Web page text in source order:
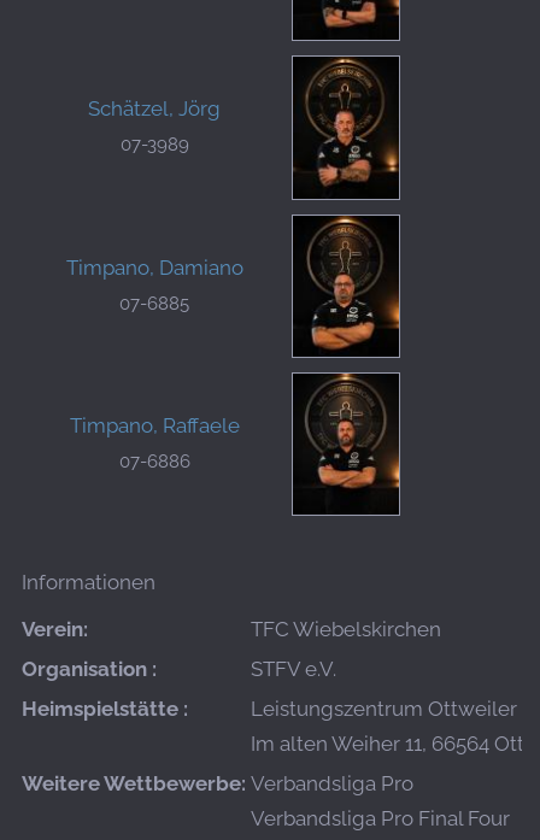
Schätzel, Jörg
07-3989
Timpano, Damiano
07-6885
Timpano, Raffaele
07-6886
Informationen
Verein:
TFC Wiebelskirchen
Organisation :
STFV e.V.
Heimspielstätte :
Leistungszentrum Ottweiler
Im alten Weiher 11, 66564
Weitere Wettbewerbe: Verbandsliga Pro
Verbandsliga Pro Final Four